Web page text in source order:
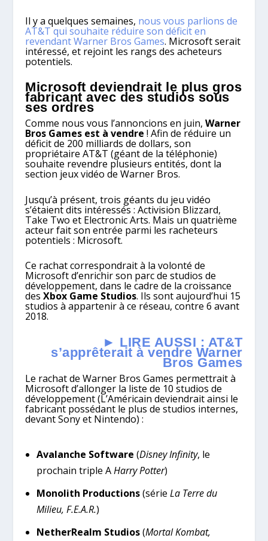
Il y a quelques semaines, nous vous parlions de
AT&T qui souhaite réduire son déficit en
revendant Warner Bros Games. Microsoft serait
intéressé, et rejoint les rangs des acheteurs
potentiels.
Microsoft deviendrait le plus gros
fabricant avec des studios sous
ses ordres
Comme nous vous l’annoncions en juin,Warner
Bros Games est à vendre ! Afin de réduire un
déficit de 200 milliards de dollars, son
propriétaire AT&T (géant de la téléphonie)
souhaite revendre plusieurs entités, dont la
section jeux vidéo de Warner Bros.
Jusqu’à présent, trois géants du jeu vidéo
s’étaient dits intéressés : Activision Blizzard,
Take Two et Electronic Arts. Mais un quatrième
acteur fait son entrée parmi les racheteurs
potentiels : Microsoft.
Ce rachat correspondrait à la volonté de
Microsoft d’enrichir son parc de studios de
développement, dans le cadre de la croissance
desXbox Game Studios. Ils sont aujourd’hui 15
studios à appartenir à ce réseau, contre 6 avant
2018.
► LIRE AUSSI : AT&T
s’apprêterait à vendre Warner
Bros Games
Le rachat de Warner Bros Games permettrait à
Microsoft d’allonger la liste de 10 studios de
développement (L’Américain deviendrait ainsi le
fabricant possédant le plus de studios internes,
devant Sony et Nintendo) :
Avalanche Software (Disney Infinity, le
prochain triple AHarry Potter)
Monolith Productions(série La Terre du
Milieu, F.E.A.R.)
NetherRealm Studios(Mortal Kombat,